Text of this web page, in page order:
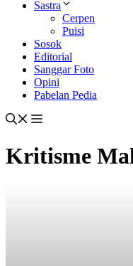
Sastra
Cerpen
Puisi
Sosok
Editorial
Sanggar Foto
Opini
Pabelan Pedia
Kritisme